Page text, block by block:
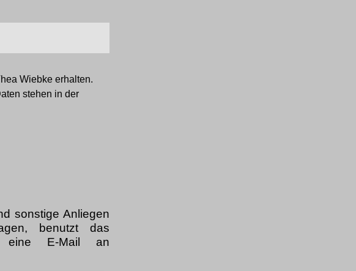
Wiebke erhalten.
stehen in der
sonstige Anliegen
benutzt das
eine E-Mail an